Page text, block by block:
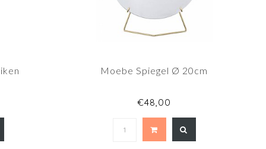
Moebe Spiegel Ø 20cm
€48,00